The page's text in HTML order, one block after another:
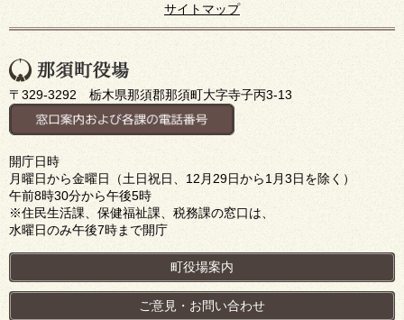
サイトマップ
〒329-3292 栃木県那須郡那須町大字寺子丙3-13
開庁日時
月曜日から金曜日（土日祝日、12月29日から1月3日を除く）
午前8時30分から午後5時
※住民生活課、保健福祉課、税務課の窓口は、
水曜日のみ午後7時まで開庁
町役場案内
ご意見・お問い合わせ